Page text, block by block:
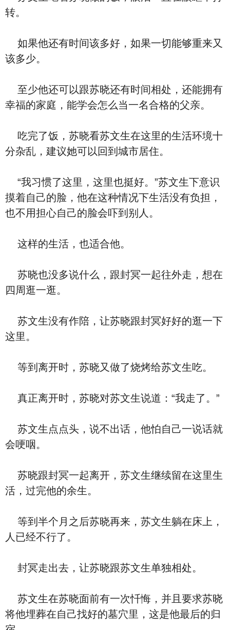
转。
如果他还有时间该多好，如果一切能够重来又
该多少。
至少他还可以跟苏晓还有时间相处，还能拥有
幸福的家庭，能学会怎么当一名合格的父亲。
吃完了饭，苏晓看苏文生在这里的生活环境十
分杂乱，建议她可以回到城市居住。
“我习惯了这里，这里也挺好。”苏文生下意识
摸着自己的脸，他在这种情况下生活没有负担，
也不用担心自己的脸会吓到别人。
这样的生活，也适合他。
苏晓也没多说什么，跟封冥一起往外走，想在
四周逛一逛。
苏文生没有作陪，让苏晓跟封冥好好的逛一下
这里。
等到离开时，苏晓又做了烧烤给苏文生吃。
真正离开时，苏晓对苏文生说道：“我走了。”
苏文生点点头，说不出话，他怕自己一说话就
会哽咽。
苏晓跟封冥一起离开，苏文生继续留在这里生
活，过完他的余生。
等到半个月之后苏晓再来，苏文生躺在床上，
人已经不行了。
封冥走出去，让苏晓跟苏文生单独相处。
苏文生在苏晓面前有一次忏悔，并且要求苏晓
将他埋葬在自己找好的墓穴里，这是他最后的归